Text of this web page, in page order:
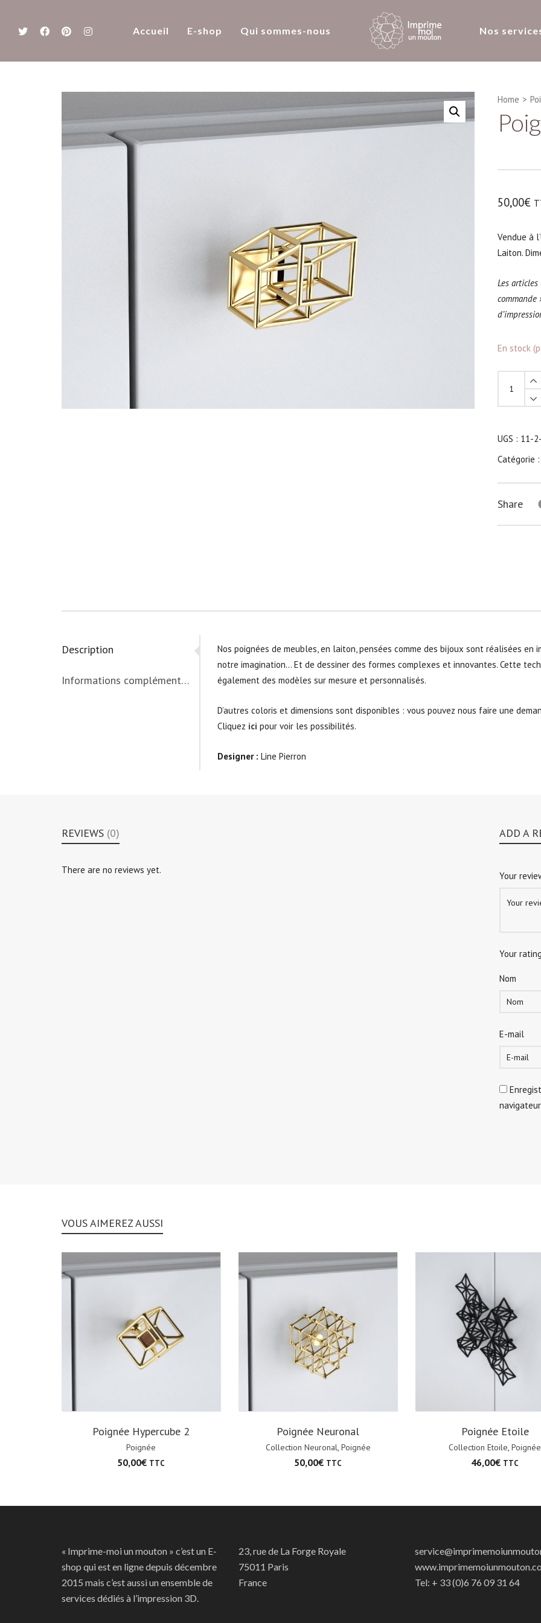
Accueil E-shop Qui sommes-nous Nos
Home >
50,00€
Vendue à
Laiton.
Les
commande
En stock
Hypercube
1
UGS : 11-
Catégorie :
Share
Description
Informations complémentaires
Nos poignées de meubles, en laiton, pensées comme des bijoux sont réalisées en
notre imagination… Et de dessiner des formes complexes et innovantes. Cette
également des modèles sur mesure et personnalisés.
D’autres coloris et dimensions sont disponibles : vous pouvez nous faire une
Cliquez ici pour voir les possibilités.
Designer : Line Pierron
REVIEWS (0)
There are no reviews yet.
ADD A
Your
Your rating
Nom
E-mail
VOUS AIMEREZ AUSSI
Poignée Hypercube 2
Poignée
50,00€ TTC
Poignée Neuronal
Collection Neuronal, Poignée
50,00€ TTC
Poignée Etoile
Collection Etoile, Poignée
46,00€ TTC
« Imprime-moi un mouton » c’est un E-
shop qui est en ligne depuis décembre
2015 mais c’est aussi un ensemble de
services dédiés à l’impression 3D.
23, rue de La Forge Royale
75011 Paris
France
Tel: + 33 (0)6 76 09 31 64